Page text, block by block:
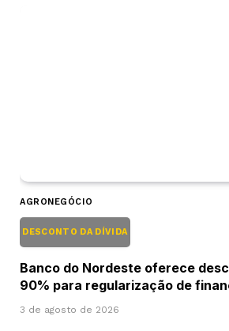
AGRONEGÓCIO
DESCONTO DA DÍVIDA
Banco do Nordeste oferece
90% para regularização de
3 de agosto de 2026